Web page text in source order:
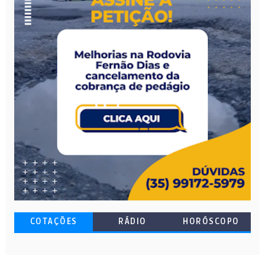
COTAÇÕES RÁDIO HORÓSCOPO